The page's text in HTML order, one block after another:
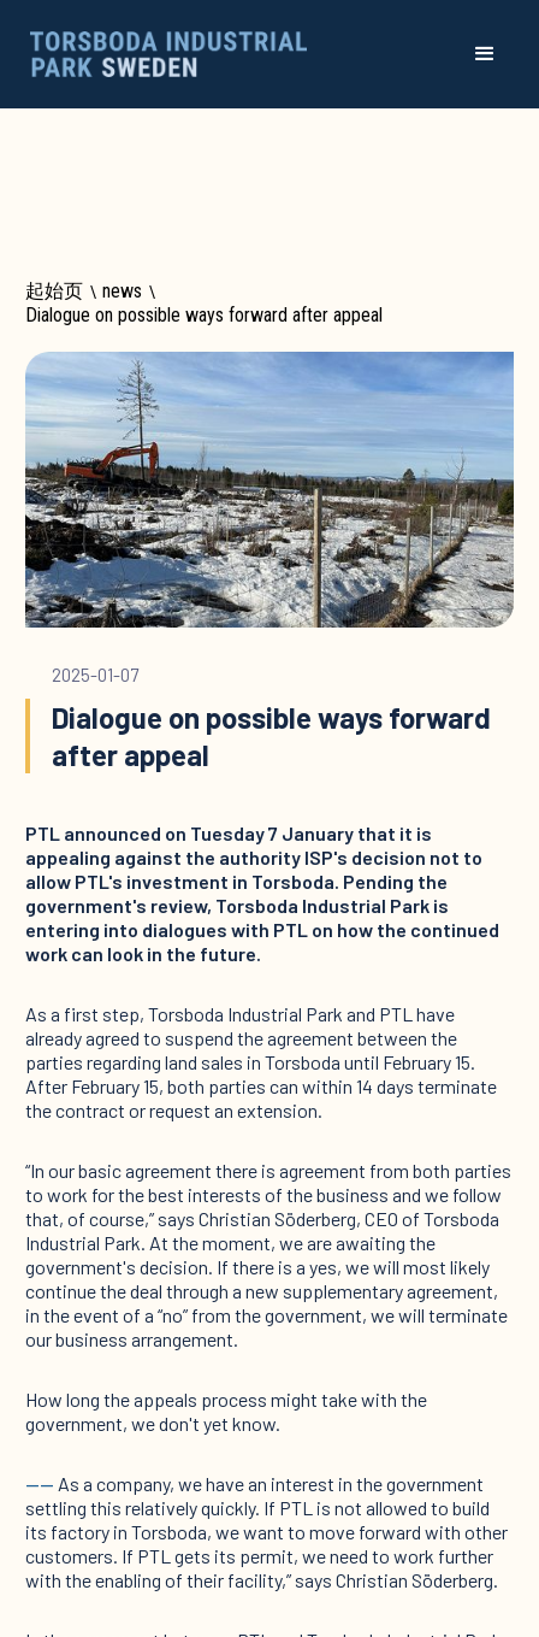
起始页 \ news \
Dialogue on possible ways forward after appeal
2025-01-07
Dialogue on possible ways forward
after appeal
PTL announced on Tuesday 7 January that it is
appealing against the authority ISP's decision not to
allow PTL's investment in Torsboda. Pending the
government's review, Torsboda Industrial Park is
entering into dialogues with PTL on how the continued
work can look in the future.
As a first step, Torsboda Industrial Park and PTL have
already agreed to suspend the agreement between the
parties regarding land sales in Torsboda until February 15.
After February 15, both parties can within 14 days terminate
the contract or request an extension.
“In our basic agreement there is agreement from both parties
to work for the best interests of the business and we follow
that, of course,” says Christian Söderberg, CEO of Torsboda
Industrial Park. At the moment, we are awaiting the
government's decision. If there is a yes, we will most likely
continue the deal through a new supplementary agreement,
in the event of a “no” from the government, we will terminate
our business arrangement.
How long the appeals process might take with the
government, we don't yet know.
---- As a company, we have an interest in the government
settling this relatively quickly. If PTL is not allowed to build
its factory in Torsboda, we want to move forward with other
customers. If PTL gets its permit, we need to work further
with the enabling of their facility,” says Christian Söderberg.